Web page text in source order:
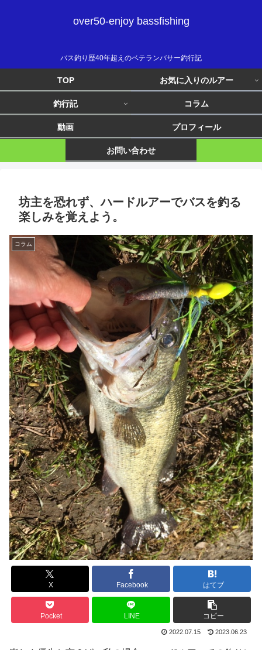
over50-enjoy bassfishing
バス釣り歴40年超えのベテランバサー釣行記
TOP お気に入りのルアー
釣行記 コラム
動画 プロフィール
お問い合わせ
坊主を恐れず、ハードルアーでバスを釣る
楽しみを覚えよう。
コラム
X Facebook はてブ
Pocket LINE コピー
2022.07.15 2023.06.23